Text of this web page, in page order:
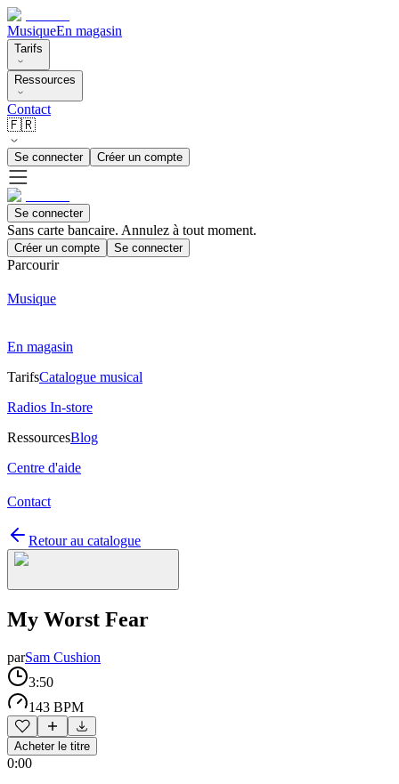
MusiqueEn magasin
Tarifs
Ressources
Contact
🇫🇷
Se connecter Créer un compte
Se connecter
Sans carte bancaire. Annulez à tout moment.
Créer un compte Se connecter
Parcourir
Musique
En magasin
TarifsCatalogue musical
Radios In-store
RessourcesBlog
Centre d'aide
Contact
Retour au catalogue
My Worst Fear
parSam Cushion
3:50
143 BPM
Acheter le titre
0:00